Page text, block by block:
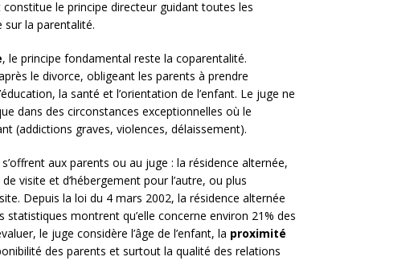
constitue le principe directeur guidant toutes les
sur la parentalité.
, le principe fondamental reste la coparentalité.
le divorce, obligeant les parents à prendre
la santé et l’orientation de l’enfant. Le juge ne
dans des circonstances exceptionnelles où le
(addictions graves, violences, délaissement).
aux parents ou au juge : la résidence alternée,
visite et d’hébergement pour l’autre, ou plus
Depuis la loi du 4 mars 2002, la résidence alternée
statistiques montrent qu’elle concerne environ 21% des
le juge considère l’âge de l’enfant, la proximité
des parents et surtout la qualité des relations